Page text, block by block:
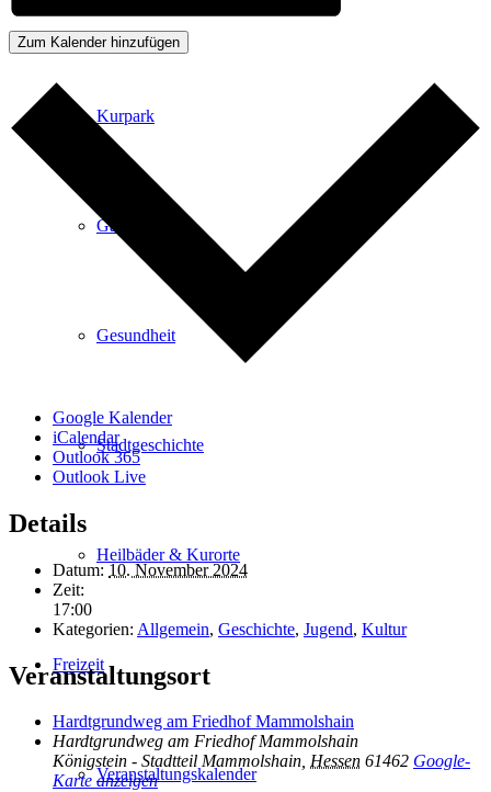
Kurpark
Gastgeber
Gesundheit
Stadtgeschichte
Heilbäder & Kurorte
Freizeit
Veranstaltungskalender
Zum Kalender hinzufügen
Google Kalender
iCalendar
Outlook 365
Outlook Live
Details
Datum: 10. November 2024
Zeit:
17:00
Kategorien: Allgemein, Geschichte, Jugend, Kultur
Veranstaltungsort
Hardtgrundweg am Friedhof Mammolshain
Hardtgrundweg am Friedhof Mammolshain
Königstein - Stadtteil Mammolshain, Hessen 61462 Google-
Karte anzeigen